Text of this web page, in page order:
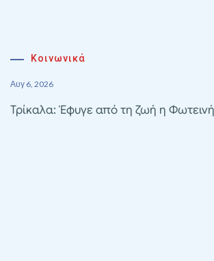
Κοινωνικά
Αυγ 6, 2026
Τρίκαλα: Έφυγε από τη ζωή η